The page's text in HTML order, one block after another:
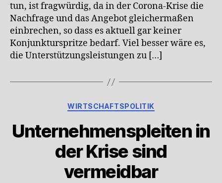
eine
Sondersteuer
tun, ist fragwürdig, da in der Corona-Krise die
Nachfrage und das Angebot gleichermaßen
einbrechen, so dass es aktuell gar keiner
Konjunkturspritze bedarf. Viel besser wäre es,
die Unterstützungsleistungen zu […]
Kategorien
WIRTSCHAFTSPOLITIK
Unternehmenspleiten in
der Krise sind
vermeidbar